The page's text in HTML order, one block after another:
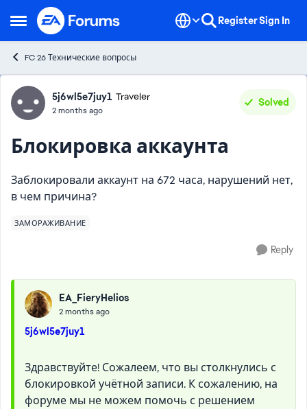
Open Side Menu
Skip to content RegisterSign In
FC 26 Технические вопросы
Forum Discussion
5j6wl5e7juy1 Traveler
2 months ago
Solved
Блокировка аккаунта
Заблокировали аккаунт на 672 часа, нарушений нет,
в чем причина?
ЗАМОРАЖИВАНИЕ
Reply
EA_FieryHelios
2 months ago
5j6wl5e7juy1
Здравствуйте! Сожалеем, что вы столкнулись с
блокировкой учётной записи. К сожалению, на
форуме мы не можем помочь с решением